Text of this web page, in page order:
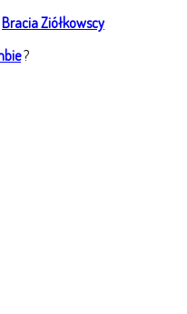
Bracia Ziółkowscy
?